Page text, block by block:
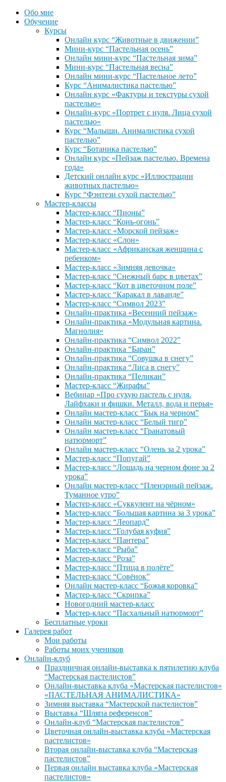
Обо мне
Обучение
Курсы
Онлайн курс “Животные в движении”
Мини-курс “Пастельная осень”
Онлайн мини-курс “Пастельная зима”
Мини-курс “Пастельная весна”
Онлайн мини-курс “Пастельное лето”
Курс “Анималистика пастелью”
Онлайн курс «Фактуры и текстуры сухой
пастелью»
Онлайн-курс «Портрет с нуля. Лица сухой
пастелью»
Курс “Малыши. Анималистика сухой
пастелью”
Курс “Ботаника пастелью”
Онлайн курс «Пейзаж пастелью. Времена
года»
Детский онлайн курс «Иллюстрации
животных пастелью»
Курс “Фэнтези сухой пастелью”
Мастер-классы
Мастер-класс “Пионы”
Мастер-класс “Конь-огонь”
Мастер-класс «Морской пейзаж»
Мастер-класс «Слон»
Мастер-класс «Африканская женщина с
ребенком»
Мастер-класс «Зимняя девочка»
Мастер-класс “Снежный барс в цветах”
Мастер-класс “Кот в цветочном поле”
Мастер-класс “Каракал в лаванде”
Мастер-класс “Символ 2023”
Онлайн-практика «Весенний пейзаж»
Онлайн-практика «Модульная картина.
Магнолия»
Онлайн-практика “Символ 2022”
Онлайн-практика “Баран”
Онлайн-практика “Совушка в снегу”
Онлайн-практика “Лиса в снегу”
Онлайн-практика “Пеликан”
Мастер-класс “Жирафы”
Вебинар «Про сухую пастель с нуля.
Лайфхаки и фишки. Металл, вода и перья»
Онлайн мастер-класс “Бык на черном”
Онлайн мастер-класс “Белый тигр”
Онлайн мастер-класс “Гранатовый
натюрморт”
Онлайн мастер-класс “Олень за 2 урока”
Мастер-класс “Попугай”
Мастер-класс “Лошадь на черном фоне за 2
урока”
Онлайн мастер-класс “Пленэрный пейзаж.
Туманное утро”
Мастер-класс «Суккулент на чёрном»
Мастер-класс “Большая картина за 3 урока”
Мастер-класс “Леопард”
Мастер-класс “Голубая куфия”
Мастер-класс “Пантера”
Мастер-класс “Рыба”
Мастер-класс “Роза”
Мастер-класс “Птица в полёте”
Мастер-класс “Совёнок”
Онлайн мастер-класс “Божья коровка”
Мастер-класс “Скрипка”
Новогодний мастер-класс
Мастер-класс “Пасхальный натюрморт”
Бесплатные уроки
Галерея работ
Мои работы
Работы моих учеников
Онлайн-клуб
Праздничная онлайн-выставка к пятилетию клуба
“Мастерская пастелистов”
Онлайн-выставка клуба «Мастерская пастелистов»
«ПАСТЕЛЬНАЯ АНИМАЛИСТИКА»
Зимняя выставка “Мастерской пастелистов”
Выставка “Шляпа референсов”
Онлайн-клуб “Мастерская пастелистов”
Цветочная онлайн-выставка клуба «Мастерская
пастелистов»
Вторая онлайн-выставка клуба “Мастерская
пастелистов”
Первая онлайн выставка клуба «Мастерская
пастелистов»